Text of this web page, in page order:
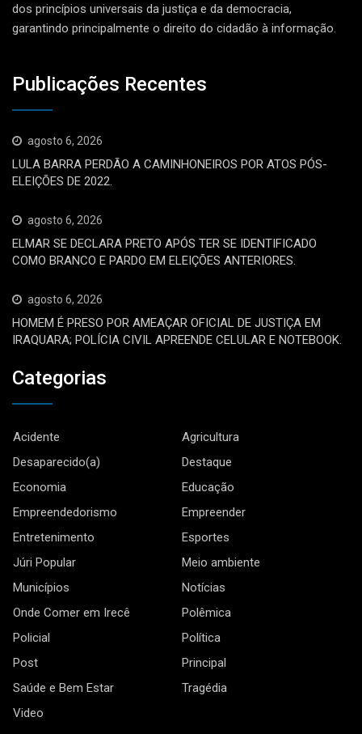
dos princípios universais da justiça e da democracia,
garantindo principalmente o direito do cidadão à informação.
Publicações Recentes
agosto 6, 2026
LULA BARRA PERDÃO A CAMINHONEIROS POR ATOS PÓS-
ELEIÇÕES DE 2022.
agosto 6, 2026
ELMAR SE DECLARA PRETO APÓS TER SE IDENTIFICADO
COMO BRANCO E PARDO EM ELEIÇÕES ANTERIORES.
agosto 6, 2026
HOMEM É PRESO POR AMEAÇAR OFICIAL DE JUSTIÇA EM
IRAQUARA; POLÍCIA CIVIL APREENDE CELULAR E NOTEBOOK.
Categorias
Acidente
Agricultura
Desaparecido(a)
Destaque
Economia
Educação
Empreendedorismo
Empreender
Entretenimento
Esportes
Júri Popular
Meio ambiente
Municípios
Notícias
Onde Comer em Irecê
Polêmica
Policial
Política
Post
Principal
Saúde e Bem Estar
Tragédia
Video